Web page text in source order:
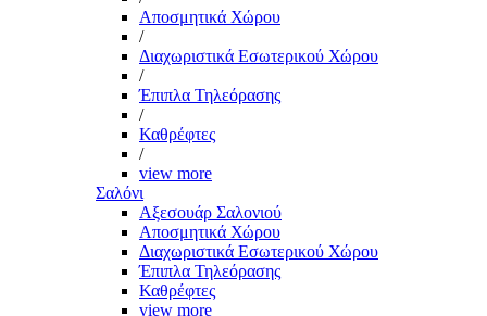
Αποσμητικά Χώρου
/
Διαχωριστικά Εσωτερικού Χώρου
/
Έπιπλα Τηλεόρασης
/
Καθρέφτες
/
view more
Σαλόνι
Αξεσουάρ Σαλονιού
Αποσμητικά Χώρου
Διαχωριστικά Εσωτερικού Χώρου
Έπιπλα Τηλεόρασης
Καθρέφτες
view more